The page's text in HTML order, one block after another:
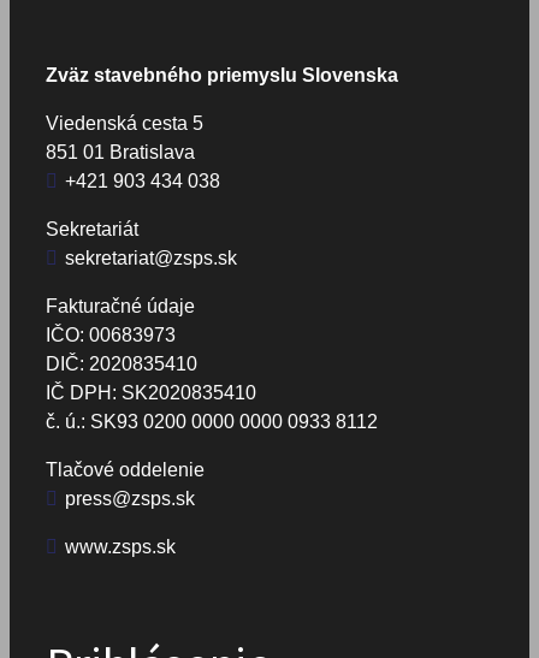
Zväz stavebného priemyslu Slovenska
Viedenská cesta 5
851 01 Bratislava
+421 903 434 038
Sekretariát
sekretariat@zsps.sk
Fakturačné údaje
IČO: 00683973
DIČ: 2020835410
IČ DPH: SK2020835410
č. ú.: SK93 0200 0000 0000 0933 8112
Tlačové oddelenie
press@zsps.sk
www.zsps.sk